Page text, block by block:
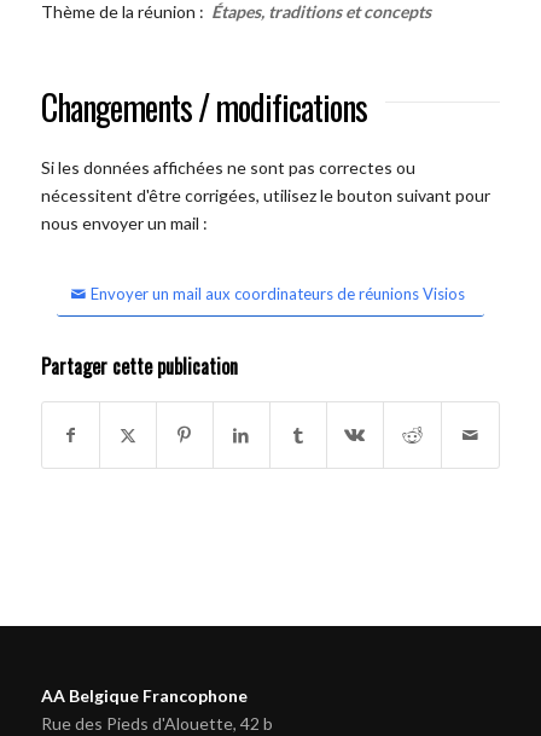
Thème de la réunion : Étapes, traditions et concepts
Changements / modifications
Si les données affichées ne sont pas correctes ou
nécessitent d'être corrigées, utilisez le bouton suivant pour
nous envoyer un mail :
Envoyer un mail aux coordinateurs de réunions Visios
Partager cette publication
AA Belgique Francophone
Rue des Pieds d'Alouette, 42 b